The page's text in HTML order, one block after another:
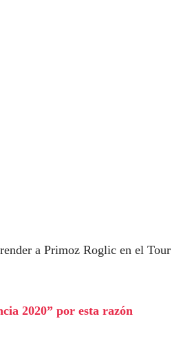
a Primoz Roglic en el Tour
2020” por esta razón